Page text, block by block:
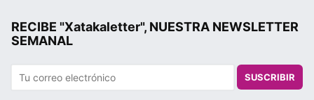
RECIBE "Xatakaletter", NUESTRA NEWSLETTER
SEMANAL
SUSCRIBIR